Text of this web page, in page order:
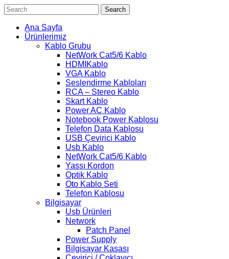
Search
Ana Sayfa
Ürünlerimiz
Kablo Grubu
NetWork Cat5/6 Kablo
HDMIKablo
VGA Kablo
Seslendirme Kabloları
RCA – Stereo Kablo
Skart Kablo
Power AC Kablo
Notebook Power Kablosu
Telefon Data Kablosu
USB Çevirici Kablo
Usb Kablo
NetWork Cat5/6 Kablo
Yassı Kordon
Optik Kablo
Oto Kablo Seti
Telefon Kablosu
Bilgisayar
Usb Ürünleri
Network
Patch Panel
Power Supply
Bilgisayar Kasası